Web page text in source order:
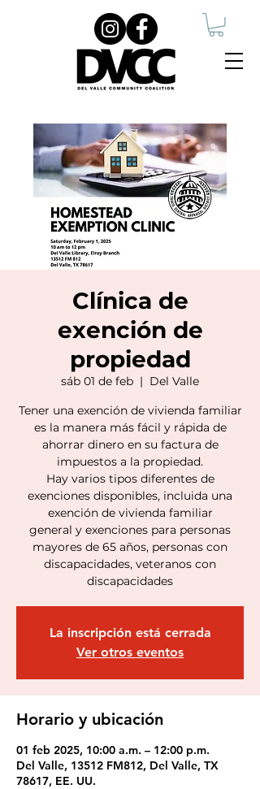
Clínica de
exención de
propiedad
sáb 01 de feb
  |
Del Valle
Tener una exención de vivienda familiar
es la manera más fácil y rápida de
ahorrar dinero en su factura de
impuestos a la propiedad.
Hay varios tipos diferentes de
exenciones disponibles, incluida una
exención de vivienda familiar
general y exenciones para personas
mayores de 65 años, personas con
discapacidades, veteranos con
discapacidades
La inscripción está cerrada
Ver otros eventos
Horario y ubicación
01 feb 2025, 10:00 a.m. – 12:00 p.m.
Del Valle, 13512 FM812, Del Valle, TX
78617, EE. UU.